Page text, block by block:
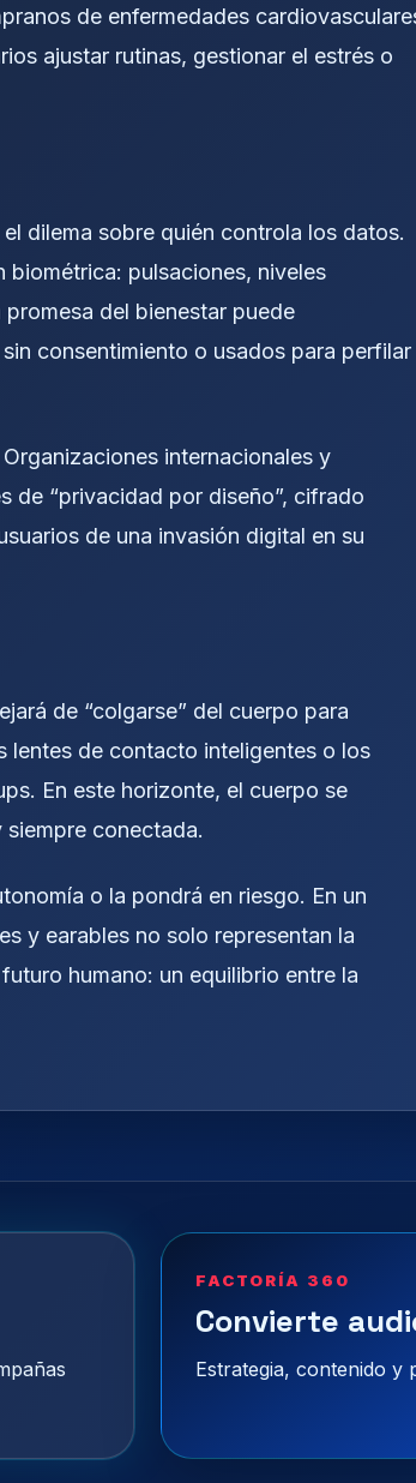
de enfermedades
ajustar rutinas, gestionar el estrés o
dilema sobre quién controla los datos.
biométrica: pulsaciones, niveles
del bienestar puede
consentimiento o usados para perfilar
internacionales y
de “privacidad por diseño”, cifrado
de una invasión digital en su
de “colgarse” del cuerpo para
lentes de contacto inteligentes o los
En este horizonte, el cuerpo se
conectada.
o la pondrá en riesgo. En un
y earables no solo representan la
humano: un equilibrio entre la
FACTORÍA 360
Convierte
Estrategia, contenido y